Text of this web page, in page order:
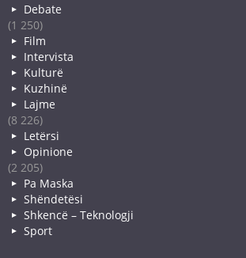
Debate
(1 250)
Film
Intervista
Kulturë
Kuzhinë
Lajme
(8 226)
Letërsi
Opinione
(2 205)
Pa Maska
Shëndetësi
Shkencë – Teknologji
Sport